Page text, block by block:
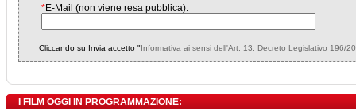
*E-Mail (non viene resa pubblica):
Cliccando su Invia accetto "Informativa ai sensi dell'Art. 13, Decreto Legislativo 196/
I FILM OGGI IN PROGRAMMAZIONE: